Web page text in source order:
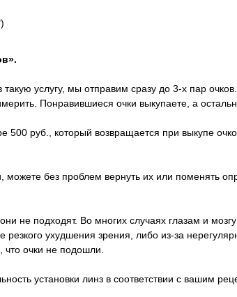
услугу, мы отправим сразу до 3-х пар
Понравившиеся очки выкупаете, а
500 руб., который возвращается при выкупе
без проблем вернуть их или поменять
не подходят. Во многих случаях глазам и
ухудшения зрения, либо из-за
что очки не подошли.
установки линз в соответствии с вашим